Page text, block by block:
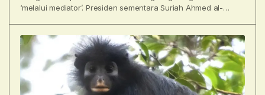
‘melalui mediator’. Presiden sementara Suriah Ahmed al-